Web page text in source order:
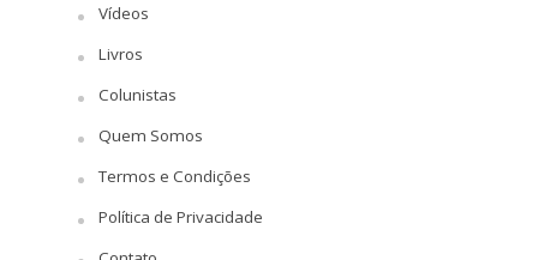
Vídeos
Livros
Colunistas
Quem Somos
Termos e Condições
Política de Privacidade